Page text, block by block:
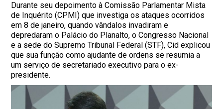
Durante seu depoimento à Comissão Parlamentar Mista
de Inquérito (CPMI) que investiga os ataques ocorridos
em 8 de janeiro, quando vândalos invadiram e
depredaram o Palácio do Planalto, o Congresso Nacional
e a sede do Supremo Tribunal Federal (STF), Cid explicou
que sua função como ajudante de ordens se resumia a
um serviço de secretariado executivo para o ex-
presidente.